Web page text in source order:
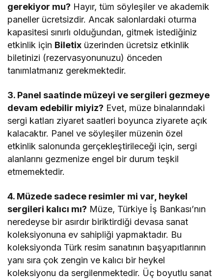
gerekiyor mu? Hayır, tüm söyleşiler ve akademik
paneller ücretsizdir. Ancak salonlardaki oturma
kapasitesi sınırlı olduğundan, gitmek istediğiniz
etkinlik için Biletix üzerinden ücretsiz etkinlik
biletinizi (rezervasyonunuzu) önceden
tanımlatmanız gerekmektedir.
3. Panel saatinde müzeyi ve sergileri gezmeye
devam edebilir miyiz? Evet, müze binalarındaki
sergi katları ziyaret saatleri boyunca ziyarete açık
kalacaktır. Panel ve söyleşiler müzenin özel
etkinlik salonunda gerçekleştirileceği için, sergi
alanlarını gezmenize engel bir durum teşkil
etmemektedir.
4. Müzede sadece resimler mi var, heykel
sergileri kalıcı mı? Müze, Türkiye İş Bankası’nın
neredeyse bir asırdır biriktirdiği devasa sanat
koleksiyonuna ev sahipliği yapmaktadır. Bu
koleksiyonda Türk resim sanatının başyapıtlarının
yanı sıra çok zengin ve kalıcı bir heykel
koleksiyonu da sergilenmektedir. Üç boyutlu sanat